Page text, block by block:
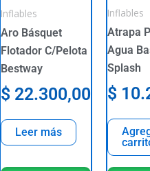
Inflables
Aro Básquet
Flotador C/Pelota
Bestway
$ 22.300,00
Leer más
Inflables
Atrapa
Agua
Splash
$